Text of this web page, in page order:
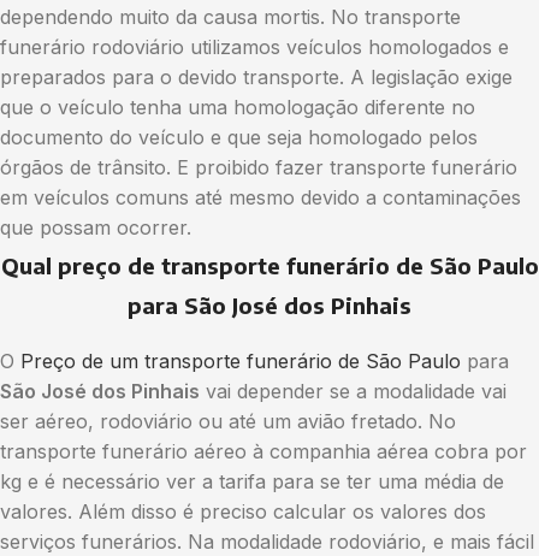
dependendo muito da causa mortis. No transporte
funerário rodoviário utilizamos veículos homologados e
preparados para o devido transporte. A legislação exige
que o veículo tenha uma homologação diferente no
documento do veículo e que seja homologado pelos
órgãos de trânsito. E proibido fazer transporte funerário
em veículos comuns até mesmo devido a contaminações
que possam ocorrer.
Qual preço de transporte funerário de São Paulo
para São José dos Pinhais
O Preço de um transporte funerário de São Paulo para
São José dos Pinhais vai depender se a modalidade vai
ser aéreo, rodoviário ou até um avião fretado. No
transporte funerário aéreo à companhia aérea cobra por
kg e é necessário ver a tarifa para se ter uma média de
valores. Além disso é preciso calcular os valores dos
serviços funerários. Na modalidade rodoviário, e mais fácil